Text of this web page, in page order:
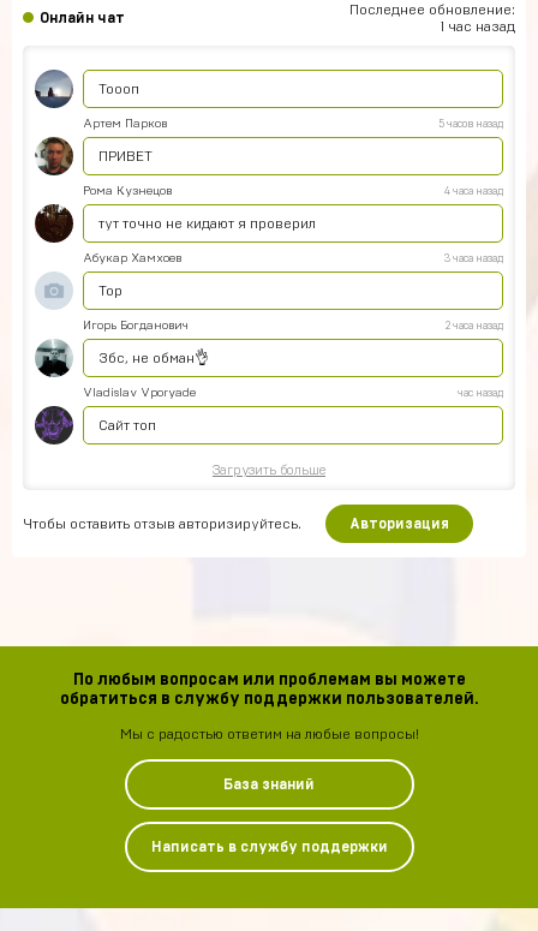
Онлайн чат
Последнее обновление:
1 час назад
Как ввести купленный аккаунт stand-off 2
Тоооп
Артем Парков 5 часов назад
ПРИВЕТ
Рома Кузнецов 4 часа назад
тут точно не кидают я проверил
Абукар Хамхоев 3 часа назад
Top
Игорь Богданович 2 часа назад
Збс, не обман👌
Vladislav Vporyade час назад
Сайт топ
Загрузить больше
Чтобы оставить отзыв авторизируйтесь. Авторизация
По любым вопросам или проблемам вы можете
обратиться в службу поддержки пользователей.
Мы с радостью ответим на любые вопросы!
База знаний
Написать в службу поддержки